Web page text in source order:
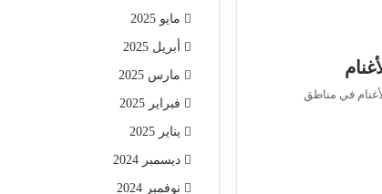
في مناطق
مايو 2025
أبريل 2025
مارس 2025
فبراير 2025
يناير 2025
ديسمبر 2024
نوفمبر 2024